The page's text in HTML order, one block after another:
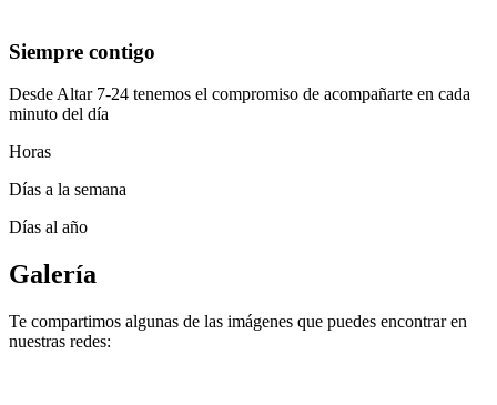
Siempre contigo
Desde Altar 7-24 tenemos el compromiso de acompañarte en cada
minuto del día
Horas
Días a la semana
Días al año
Galería
Te compartimos algunas de las imágenes que puedes encontrar en
nuestras redes: